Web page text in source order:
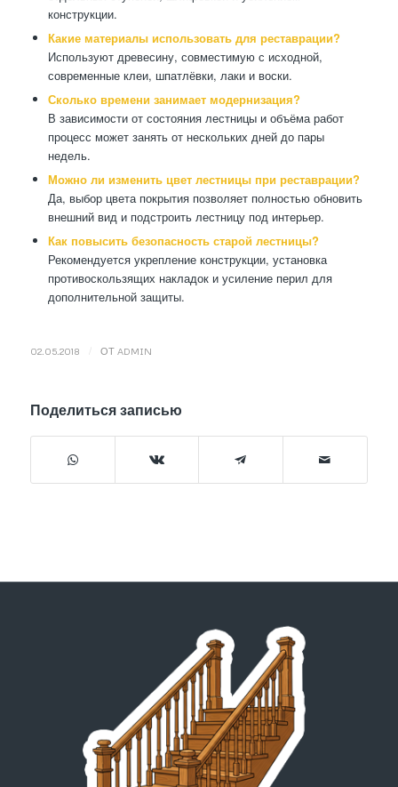
конструкции.
Какие материалы использовать для реставрации?
Используют древесину, совместимую с исходной,
современные клеи, шпатлёвки, лаки и воски.
Сколько времени занимает модернизация?
В зависимости от состояния лестницы и объёма работ
процесс может занять от нескольких дней до пары
недель.
Можно ли изменить цвет лестницы при реставрации?
Да, выбор цвета покрытия позволяет полностью обновить
внешний вид и подстроить лестницу под интерьер.
Как повысить безопасность старой лестницы?
Рекомендуется укрепление конструкции, установка
противоскользящих накладок и усиление перил для
дополнительной защиты.
02.05.2018 ОТ ADMIN
Поделиться записью